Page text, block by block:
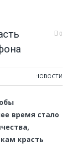
0
НОВОСТИ
время стало
красть